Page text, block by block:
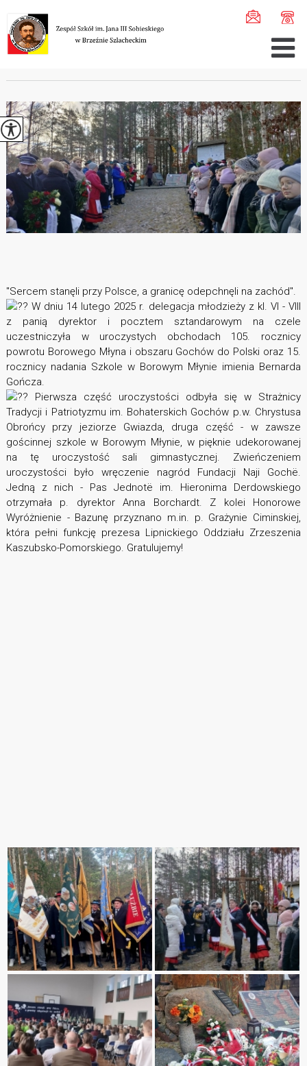
105 rocznica Wojny P ...
105 ROCZNICA WOJNY PALIKOWEJ
"Sercem stanęli przy Polsce, a granicę odepchnęli na zachód".
W dniu 14 lutego 2025 r. delegacja młodzieży z kl. VI - VIII
z panią dyrektor i pocztem sztandarowym na czele
uczestniczyła w uroczystych obchodach 105. rocznicy
powrotu Borowego Młyna i obszaru Gochów do Polski oraz 15.
rocznicy nadania Szkole w Borowym Młynie imienia Bernarda
Gończa.
Pierwsza część uroczystości odbyła się w Strażnicy
Tradycji i Patriotyzmu im. Bohaterskich Gochów p.w. Chrystusa
Obrońcy przy jeziorze Gwiazda, druga część - w zawsze
gościnnej szkole w Borowym Młynie, w pięknie udekorowanej
na tę uroczystość sali gimnastycznej. Zwieńczeniem
uroczystości było wręczenie nagród Fundacji Naji Gochë.
Jedną z nich - Pas Jednotë im. Hieronima Derdowskiego
otrzymała p. dyrektor Anna Borchardt. Z kolei Honorowe
Wyróżnienie - Bazunę przyznano m.in. p. Grażynie Ciminskiej,
która pełni funkcję prezesa Lipnickiego Oddziału Zrzeszenia
Kaszubsko-Pomorskiego. Gratulujemy!